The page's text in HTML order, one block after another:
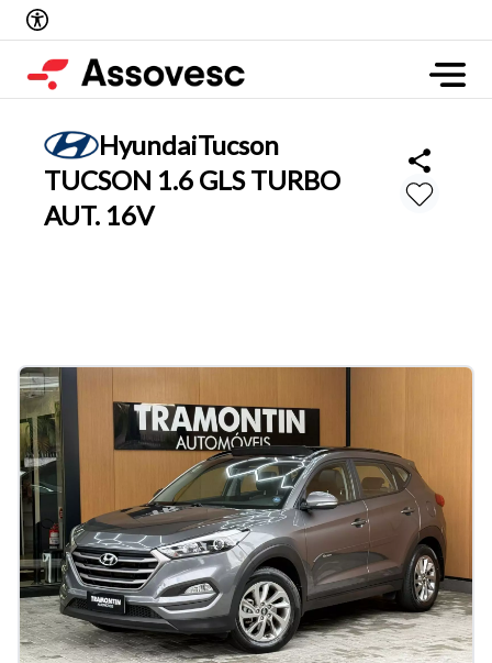
HyundaiTucson
TUCSON 1.6 GLS TURBO
AUT. 16V